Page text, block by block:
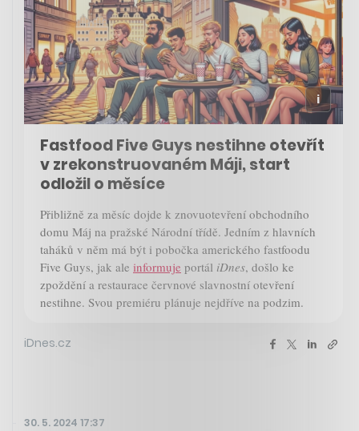
Fastfood Five Guys nestihne otevřít
v zrekonstruovaném Máji, start
odložil o měsíce
Přibližně za měsíc dojde k znovuotevření obchodního
domu Máj na pražské Národní třídě. Jedním z hlavních
taháků v něm má být i pobočka amerického fastfoodu
Five Guys, jak ale informuje portál iDnes, došlo ke
zpoždění a restaurace červnové slavnostní otevření
nestihne. Svou premiéru plánuje nejdříve na podzim.
iDnes.cz
30. 5. 2024 17:37